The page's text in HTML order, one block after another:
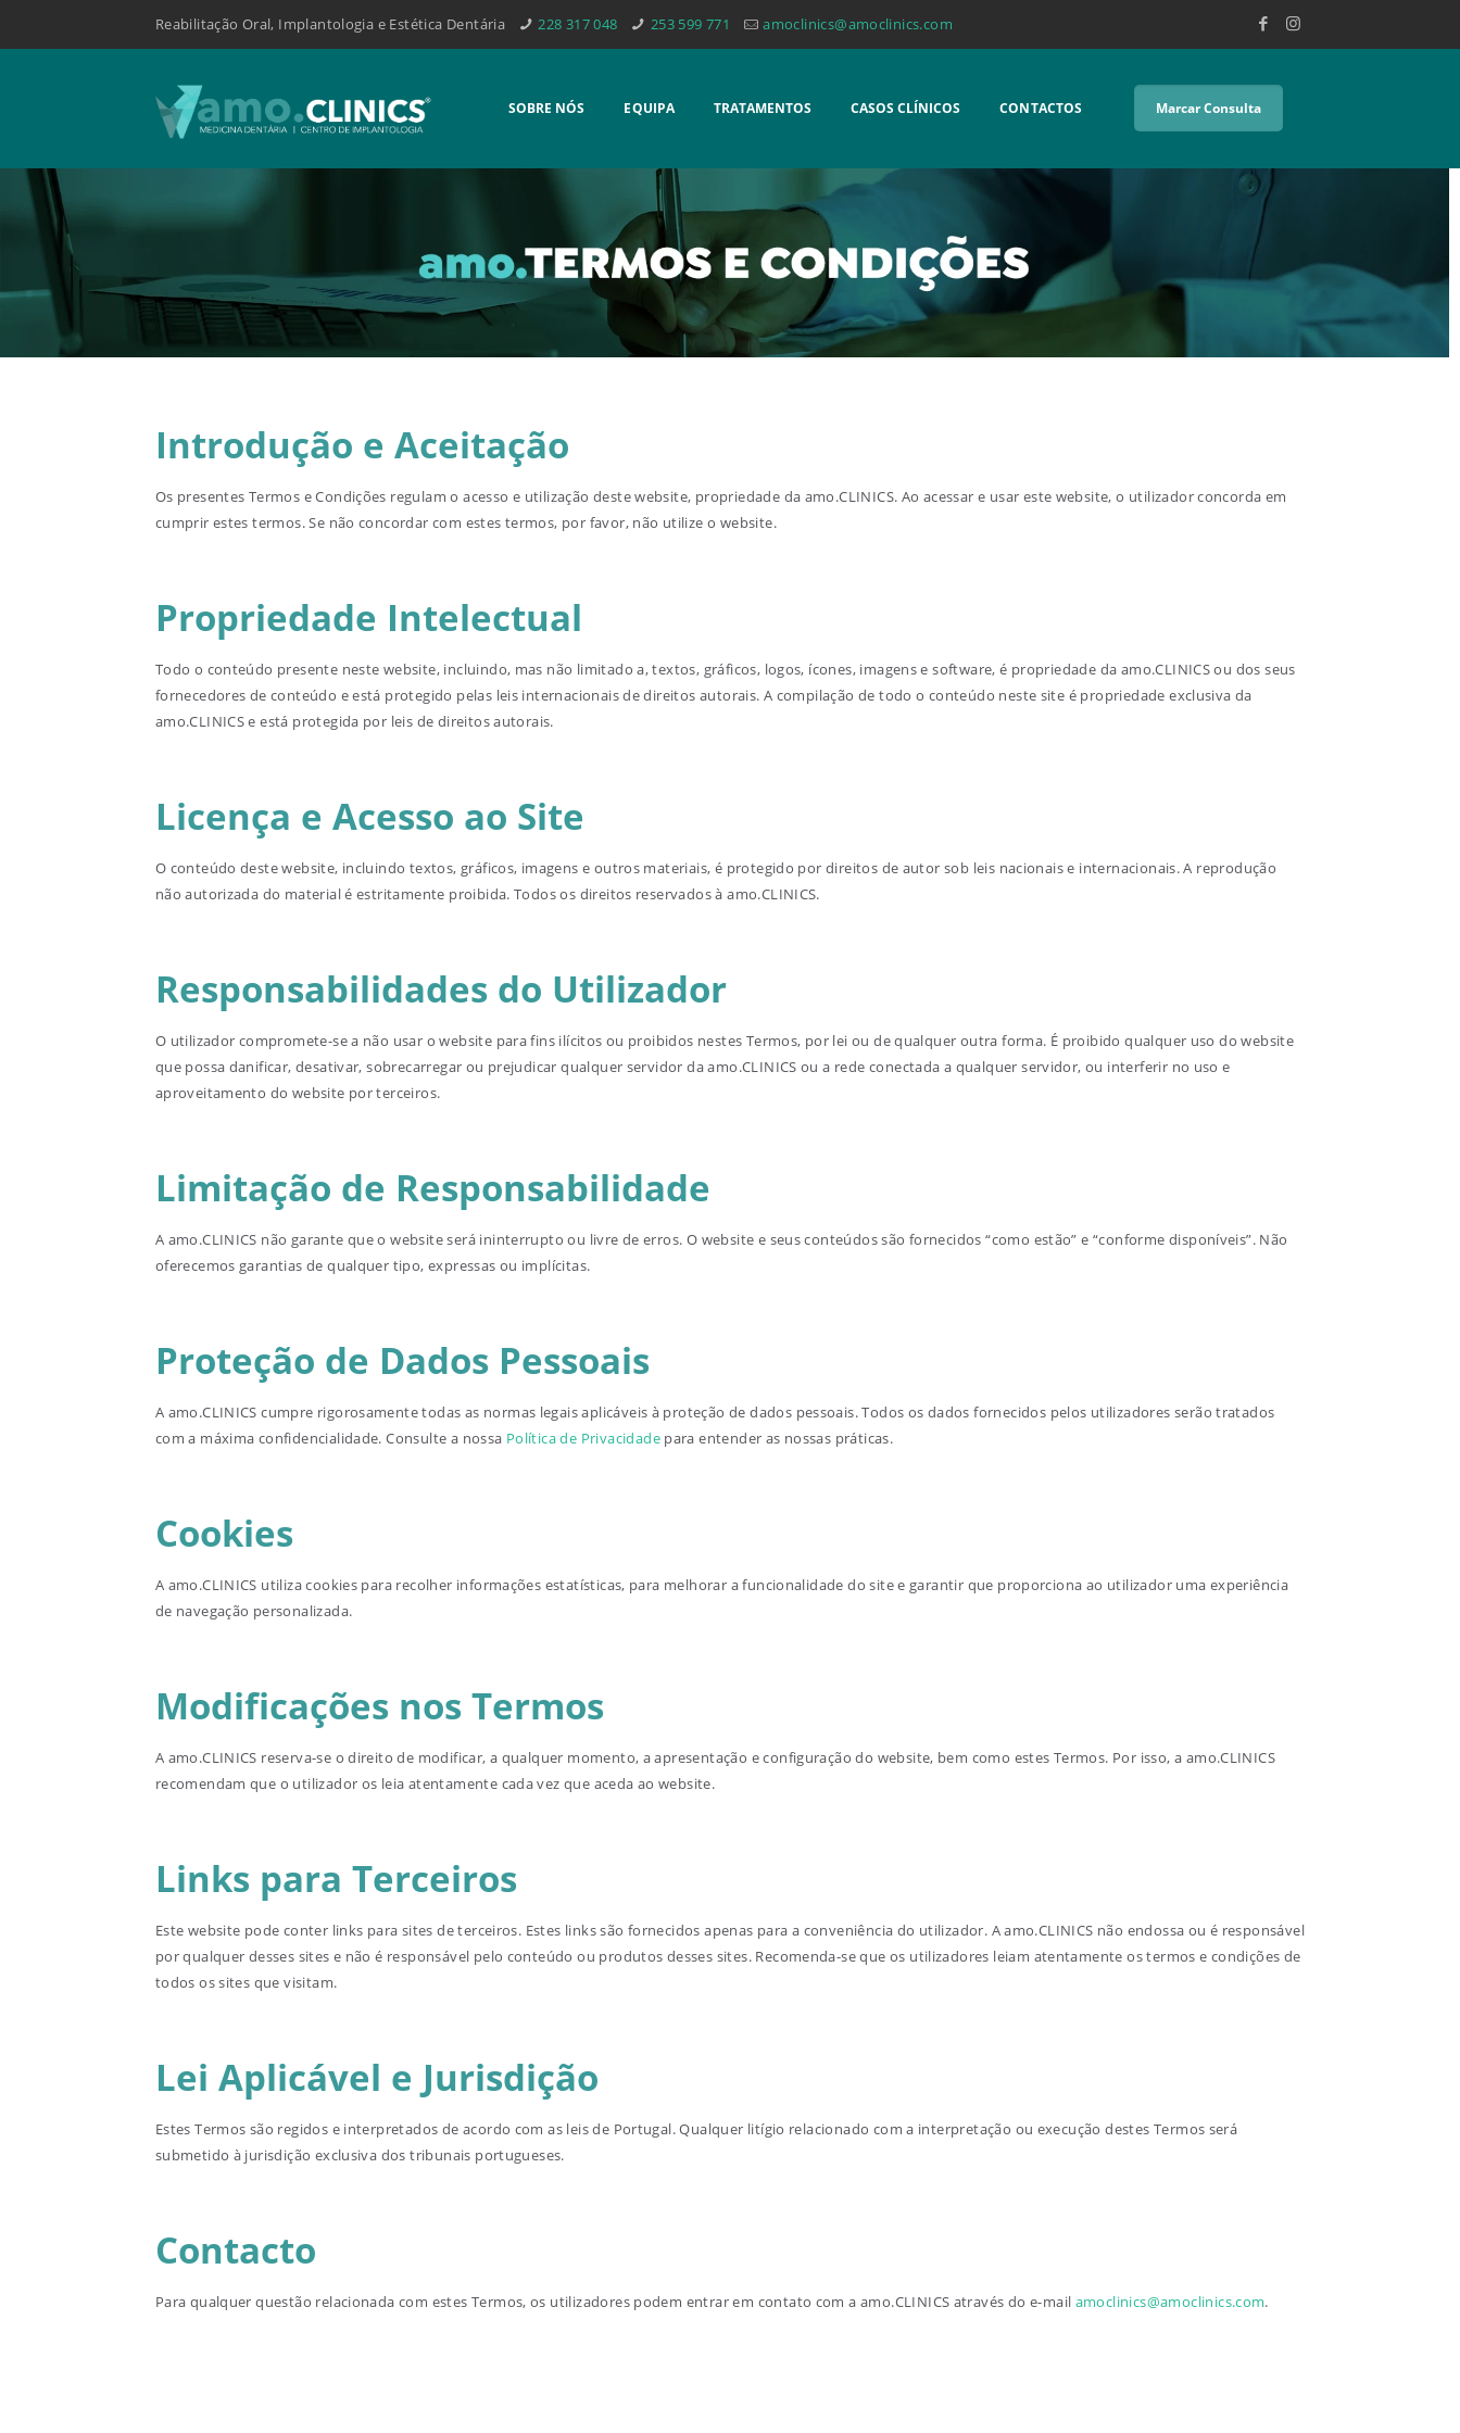
Reabilitação Oral, Implantologia e Estética Dentária 228 317 048 253 599 771 amoclinics@amoclinics.com
SOBRE NÓS EQUIPA TRATAMENTOS CASOS CLÍNICOS CONTACTOS Marcar Consulta
Introdução e Aceitação
Os presentes Termos e Condições regulam o acesso e utilização deste website, propriedade da amo.CLINICS. Ao acessar e usar este website, o utilizador concorda em
cumprir estes termos. Se não concordar com estes termos, por favor, não utilize o website.
Propriedade Intelectual
Todo o conteúdo presente neste website, incluindo, mas não limitado a, textos, gráficos, logos, ícones, imagens e software, é propriedade da amo.CLINICS ou dos seus
fornecedores de conteúdo e está protegido pelas leis internacionais de direitos autorais. A compilação de todo o conteúdo neste site é propriedade exclusiva da
amo.CLINICS e está protegida por leis de direitos autorais.
Licença e Acesso ao Site
O conteúdo deste website, incluindo textos, gráficos, imagens e outros materiais, é protegido por direitos de autor sob leis nacionais e internacionais. A reprodução
não autorizada do material é estritamente proibida. Todos os direitos reservados à amo.CLINICS.
Responsabilidades do Utilizador
O utilizador compromete-se a não usar o website para fins ilícitos ou proibidos nestes Termos, por lei ou de qualquer outra forma. É proibido qualquer uso do website
que possa danificar, desativar, sobrecarregar ou prejudicar qualquer servidor da amo.CLINICS ou a rede conectada a qualquer servidor, ou interferir no uso e
aproveitamento do website por terceiros.
Limitação de Responsabilidade
A amo.CLINICS não garante que o website será ininterrupto ou livre de erros. O website e seus conteúdos são fornecidos “como estão” e “conforme disponíveis”. Não
oferecemos garantias de qualquer tipo, expressas ou implícitas.
Proteção de Dados Pessoais
A amo.CLINICS cumpre rigorosamente todas as normas legais aplicáveis à proteção de dados pessoais. Todos os dados fornecidos pelos utilizadores serão tratados
com a máxima confidencialidade. Consulte a nossa Política de Privacidadepara entender as nossas práticas.
Cookies
A amo.CLINICS utiliza cookies para recolher informações estatísticas, para melhorar a funcionalidade do site e garantir que proporciona ao utilizador uma experiência
de navegação personalizada.
Modificações nos Termos
A amo.CLINICS reserva-se o direito de modificar, a qualquer momento, a apresentação e configuração do website, bem como estes Termos. Por isso, a amo.CLINICS
recomendam que o utilizador os leia atentamente cada vez que aceda ao website.
Links para Terceiros
Este website pode conter links para sites de terceiros. Estes links são fornecidos apenas para a conveniência do utilizador. A amo.CLINICS não endossa ou é responsável
por qualquer desses sites e não é responsável pelo conteúdo ou produtos desses sites. Recomenda-se que os utilizadores leiam atentamente os termos e condições de
todos os sites que visitam.
Lei Aplicável e Jurisdição
Estes Termos são regidos e interpretados de acordo com as leis de Portugal. Qualquer litígio relacionado com a interpretação ou execução destes Termos será
submetido à jurisdição exclusiva dos tribunais portugueses.
Contacto
Para qualquer questão relacionada com estes Termos, os utilizadores podem entrar em contato com a amo.CLINICS através do e-mail amoclinics@amoclinics.com.